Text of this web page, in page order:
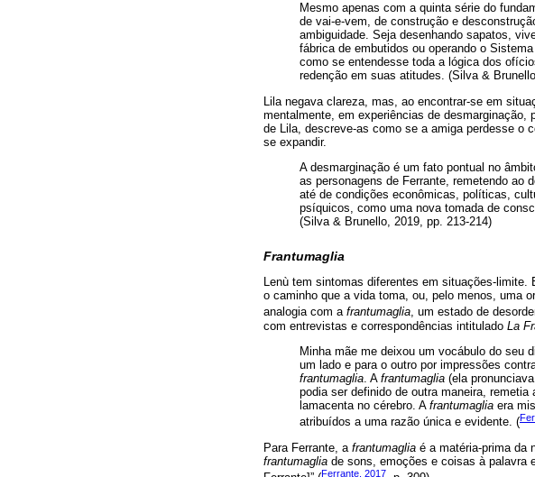
Mesmo apenas com a quinta série do
de vai-e-vem, de construção e
ambiguidade. Seja desenhando sapatos,
fábrica de embutidos ou operando o
como se entendesse toda a lógica dos
redenção em suas atitudes. (Silva &
Lila negava clareza, mas, ao encontrar-se em
mentalmente, em experiências de desmarginação,
de Lila, descreve-as como se a amiga perdesse o
se expandir.
A desmarginação é um fato pontual no
as personagens de Ferrante, remetendo ao
até de condições econômicas, políticas,
psíquicos, como uma nova tomada de
(Silva & Brunello, 2019, pp. 213-214)
Frantumaglia
Lenù tem sintomas diferentes em situações-
o caminho que a vida toma, ou, pelo menos, uma
analogia com a frantumaglia, um estado de
com entrevistas e correspondências intitulado La
Minha mãe me deixou um vocábulo do seu
um lado e para o outro por impressões
frantumaglia. A frantumaglia (ela pronunciava
podia ser definido de outra maneira,
lamacenta no cérebro. A frantumaglia era
atribuídos a uma razão única e evidente. (
Para Ferrante, a frantumaglia é a matéria-prima da
frantumaglia de sons, emoções e coisas à palavra
Ferrante, 2017